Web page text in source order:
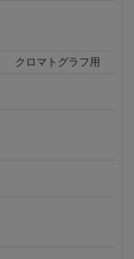
クロマトグラフ用